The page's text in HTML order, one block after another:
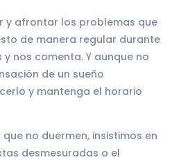
y afrontar los problemas que
de manera regular durante
nos comenta. Y aunque no
de un sueño
y mantenga el horario
no duermen, insistimos en
desmesuradas o el